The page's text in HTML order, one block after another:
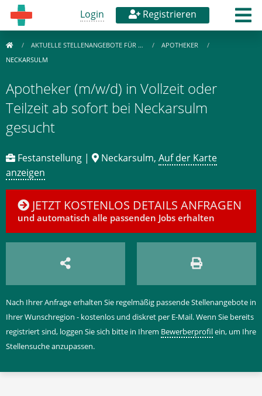
Login Registrieren
AKTUELLE STELLENANGEBOTE FÜR …
APOTHEKER
NECKARSULM
Apotheker (m/w/d) in Vollzeit oder
Teilzeit ab sofort bei Neckarsulm
gesucht
Festanstellung | Neckarsulm, Auf der Karte
anzeigen
JETZT KOSTENLOS DETAILS ANFRAGEN
und automatisch alle passenden Jobs erhalten
Nach Ihrer Anfrage erhalten Sie regelmäßig passende Stellenangebote in
Ihrer Wunschregion - kostenlos und diskret per E-Mail. Wenn Sie bereits
registriert sind, loggen Sie sich bitte in Ihrem Bewerberprofilein, um Ihre
Stellensuche anzupassen.